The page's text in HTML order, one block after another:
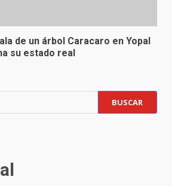
de un árbol Caracaro en Yopal
su estado real